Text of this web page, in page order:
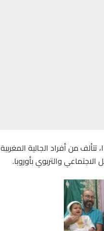
من أفراد الجالية
والتربوي بأوروبا.